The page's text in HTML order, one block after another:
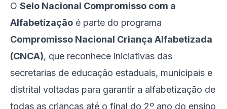
O Selo Nacional Compromisso com a
Alfabetização é parte do programa
Compromisso Nacional Criança Alfabetizada
(CNCA), que reconhece iniciativas das
secretarias de educação estaduais, municipais e
distrital voltadas para garantir a alfabetização de
todas as crianças até o final do 2º ano do ensino